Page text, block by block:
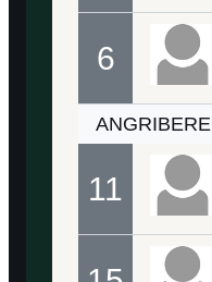
6
ANGRIBERE
11